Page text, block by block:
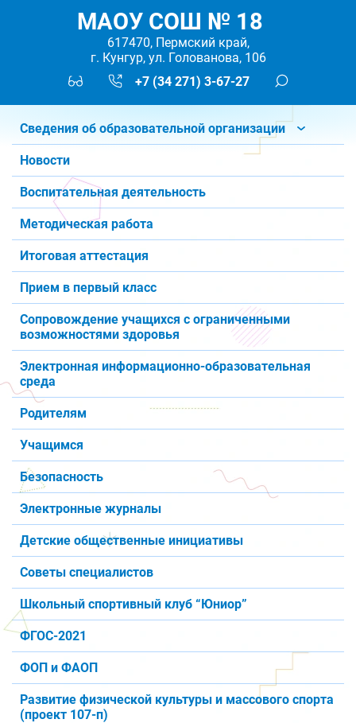
МАОУ СОШ № 18
617470, Пермский край,
г. Кунгур, ул. Голованова, 106
+7 (34 271) 3-67-27
Сведения об образовательной организации
Новости
Воспитательная деятельность
Методическая работа
Итоговая аттестация
Прием в первый класс
Сопровождение учащихся с ограниченными
возможностями здоровья
Электронная информационно-образовательная
среда
Родителям
Учащимся
Безопасность
Электронные журналы
Детские общественные инициативы
Советы специалистов
Школьный спортивный клуб “Юниор”
ФГОС-2021
ФОП и ФАОП
Развитие физической культуры и массового спорта
(проект 107-п)